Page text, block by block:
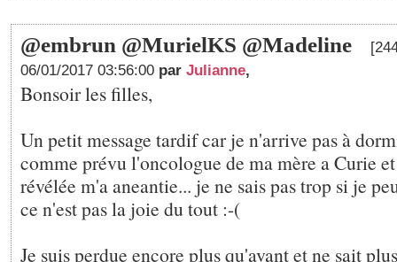
@embrun @MurielKS @Madeline
06/01/2017 03:56:00 par Julianne,
Bonsoir les filles,
Un petit message tardif car je n'arrive pas à
comme prévu l'oncologue de ma mère a Curie
révélée m'a aneantie... je ne sais pas trop si je
ce n'est pas la joie du tout :-(
Je suis perdue encore plus qu'avant et ne sait